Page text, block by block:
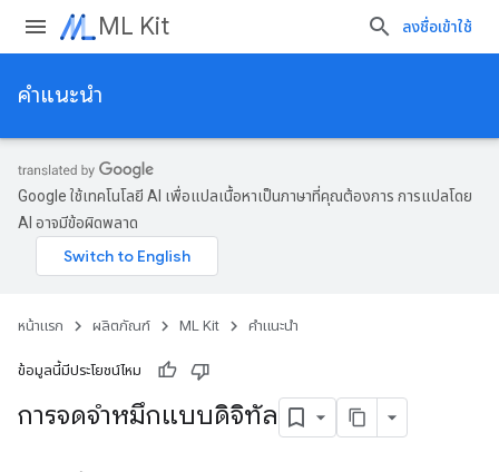
ML Kit ลงชื่อเข้าใช้
คำแนะนำ
Google ใช้เทคโนโลยี AI เพื่อแปลเนื้อหาเป็นภาษาที่คุณต้องการ การแปลโดย
AI อาจมีข้อผิดพลาด
หน้าแรก ผลิตภัณฑ์ ML Kit คำแนะนำ
ข้อมูลนี้มีประโยชน์ไหม
การจดจําหมึกแบบดิจิทัล